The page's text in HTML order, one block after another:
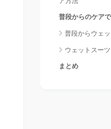
普段からのケア
普段からウェ
ウェットスー
まとめ